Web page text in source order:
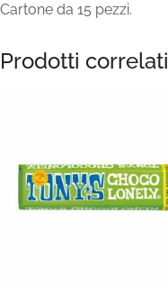
Cartone da 15 pezzi.
Prodotti correlati